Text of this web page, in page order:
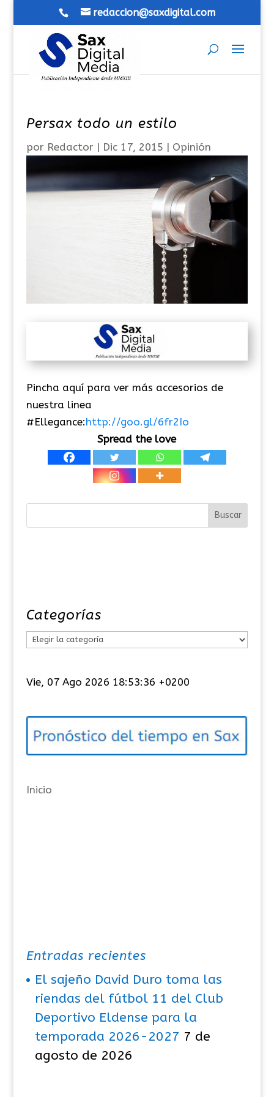
redaccion@saxdigital.com
Persax todo un estilo
por Redactor| Dic 17, 2015 | Opinión
Pincha aquí para ver más accesorios de
nuestra linea
‪#‎Ellegance:http://goo.gl/6fr2Io
Spread the love
Categorías
e
o
í
s
Vie, 07 Ago 2026 18:53:37 +0200
Inicio
Entradas recientes
El sajeño David Duro toma las
riendas del fútbol 11 del Club
Deportivo Eldense para la
temporada 2026-2027 7 de
agosto de 2026